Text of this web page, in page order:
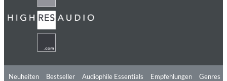
Neuheiten Bestseller Audiophile Essentials Empfehlungen Genres